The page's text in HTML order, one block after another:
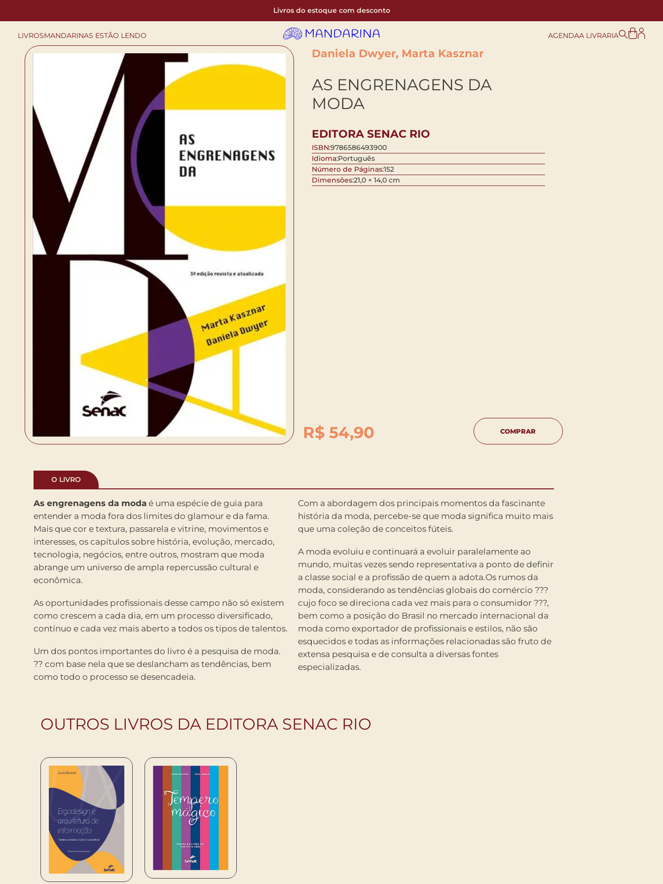
Livros do estoque com desconto
LIVROSMANDARINAS ESTÃO LENDO AGENDAA LIVRARIA
Daniela Dwyer, Marta Kasznar
AS ENGRENAGENS DA
MODA
EDITORA SENAC RIO
ISBN:9786586493900
Idioma:Português
Número de Páginas:152
Dimensões:21,0 × 14,0 cm
R$54,90 COMPRAR
O LIVRO
As engrenagens da moda é uma espécie de guia para
entender a moda fora dos limites do glamour e da fama.
Mais que cor e textura, passarela e vitrine, movimentos e
interesses, os capítulos sobre história, evolução, mercado,
tecnologia, negócios, entre outros, mostram que moda
abrange um universo de ampla repercussão cultural e
econômica.
As oportunidades profissionais desse campo não só existem
como crescem a cada dia, em um processo diversificado,
contínuo e cada vez mais aberto a todos os tipos de talentos.
Um dos pontos importantes do livro é a pesquisa de moda.
?? com base nela que se deslancham as tendências, bem
como todo o processo se desencadeia.
Com a abordagem dos principais momentos da fascinante
história da moda, percebe-se que moda significa muito mais
que uma coleção de conceitos fúteis.
A moda evoluiu e continuará a evoluir paralelamente ao
mundo, muitas vezes sendo representativa a ponto de definir
a classe social e a profissão de quem a adota.Os rumos da
moda, considerando as tendências globais do comércio ???
cujo foco se direciona cada vez mais para o consumidor ???,
bem como a posição do Brasil no mercado internacional da
moda como exportador de profissionais e estilos, não são
esquecidos e todas as informações relacionadas são fruto de
extensa pesquisa e de consulta a diversas fontes
especializadas.
OUTROS LIVROS DA EDITORA SENAC RIO